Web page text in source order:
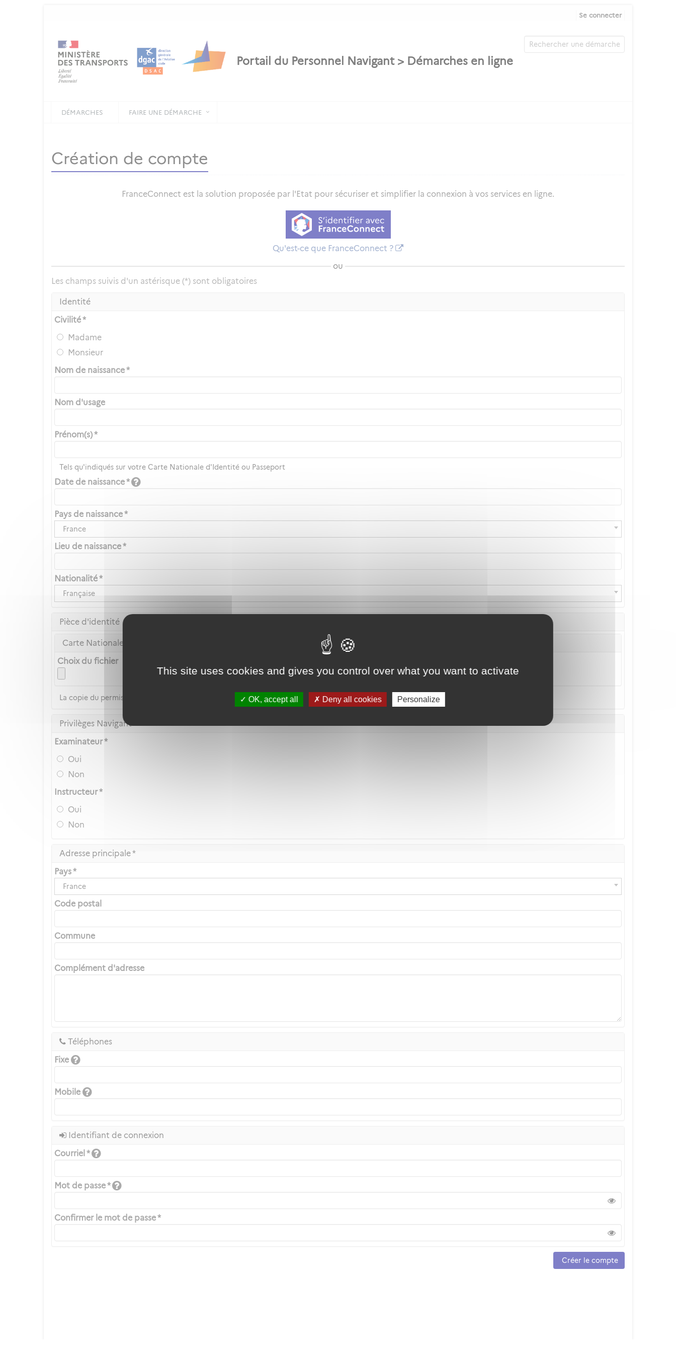
This site uses cookies and gives you control over what you want to activate
OK, accept all Deny all cookies Personalize
Se connecter
DÉMARCHES FAIRE UNE DÉMARCHE
Création de compte
FranceConnect est la solution proposée par l'Etat pour sécuriser et simplifier la connexion à vos services en ligne.
Qu'est-ce que FranceConnect ?
ou
Les champs suivis d'un astérisque (*) sont obligatoires
Identité
Civilité *
Madame
Monsieur
Nom de naissance *
Nom d'usage
Prénom(s) *
Tels qu'indiqués sur votre Carte Nationale d'Identité ou Passeport
Date de naissance *
Pays de naissance *
France
Lieu de naissance *
Nationalité *
Française
Pièce d'identité
Carte Nationale d'Identité ou Passeport *
Choix du fichier
La copie du permis de conduire n'est pas acceptée
Privilèges Navigant
Examinateur *
Oui
Non
Instructeur *
Oui
Non
Adresse principale *
Pays *
France
Code postal
Commune
Complément d'adresse
Téléphones
Fixe
Mobile
Identifiant de connexion
Courriel *
Mot de passe *
Confirmer le mot de passe *
Créer le compte